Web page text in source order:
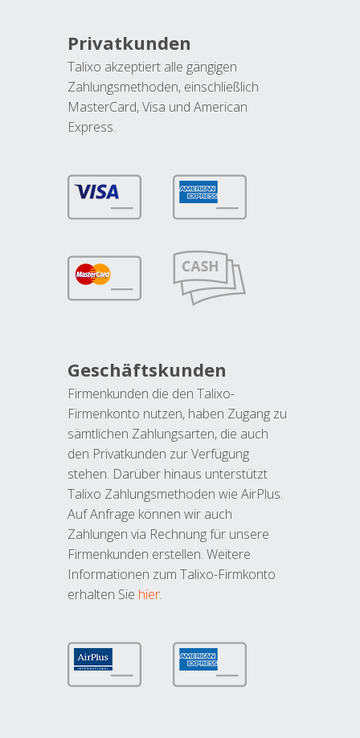
Privatkunden
Talixo akzeptiert alle gängigen
Zahlungsmethoden, einschließlich
MasterCard, Visa und American
Express.
Geschäftskunden
Firmenkunden die den Talixo-
Firmenkonto nutzen, haben Zugang zu
sämtlichen Zahlungsarten, die auch
den Privatkunden zur Verfügung
stehen. Darüber hinaus unterstützt
Talixo Zahlungsmethoden wie AirPlus.
Auf Anfrage können wir auch
Zahlungen via Rechnung für unsere
Firmenkunden erstellen. Weitere
Informationen zum Talixo-Firmkonto
erhalten Sie hier.